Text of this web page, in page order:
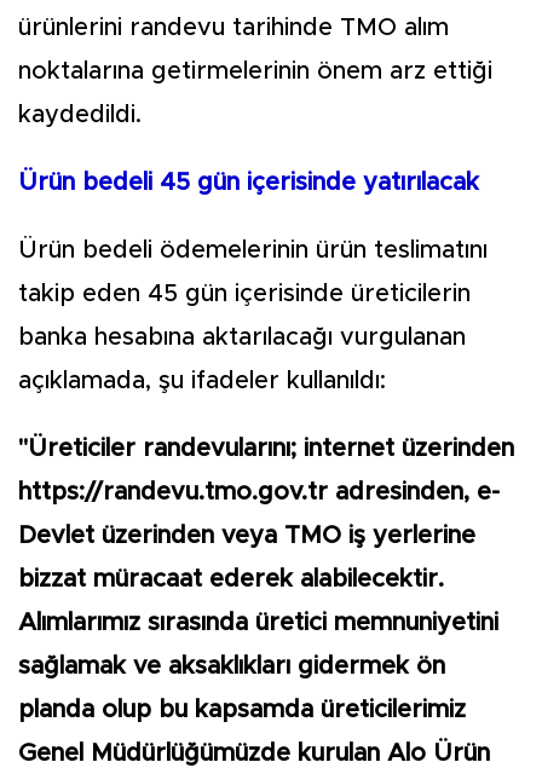
ürünlerini randevu tarihinde TMO alım
noktalarına getirmelerinin önem arz ettiği
kaydedildi.
Ürün bedeli 45 gün içerisinde yatırılacak
Ürün bedeli ödemelerinin ürün teslimatını
takip eden 45 gün içerisinde üreticilerin
banka hesabına aktarılacağı vurgulanan
açıklamada, şu ifadeler kullanıldı:
"Üreticiler randevularını; internet üzerinden
https://randevu.tmo.gov.tr adresinden, e-
Devlet üzerinden veya TMO iş yerlerine
bizzat müracaat ederek alabilecektir.
Alımlarımız sırasında üretici memnuniyetini
sağlamak ve aksaklıkları gidermek ön
planda olup bu kapsamda üreticilerimiz
Genel Müdürlüğümüzde kurulan Alo Ürün